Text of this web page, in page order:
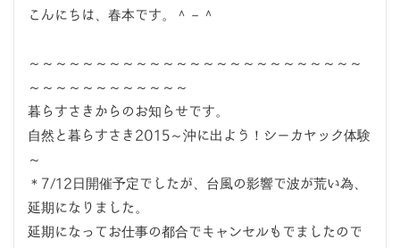
こんにちは、春本です。＾－＾
～～～～～～～～～～～～～～～～～～～～～～～～～
～～～～～～～～～～～～
暮らすさきからのお知らせです。
自然と暮らすさき2015～沖に出よう！シーカヤック体験
～
＊7/12日開催予定でしたが、台風の影響で波が荒い為、
延期になりました。
延期になってお仕事の都合でキャンセルもでましたので